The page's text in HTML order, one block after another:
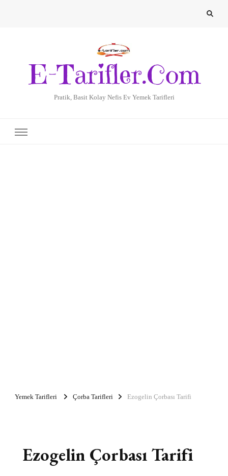
E-Tarifler.Com
Pratik, Basit Kolay Nefis Ev Yemek Tarifleri
Yemek Tarifleri Çorba Tarifleri Ezogelin Çorbası Tarifi
Ezogelin Çorbası Tarifi